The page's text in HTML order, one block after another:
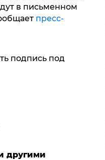
в письменном
пресс-
подпись под
другими